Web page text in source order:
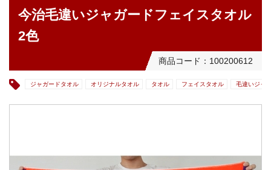
今治毛違いジャガードフェイスタオル
2色
商品コード：100200612
ジャガードタオル オリジナルタオル タオル フェイスタオル 毛違いジャ